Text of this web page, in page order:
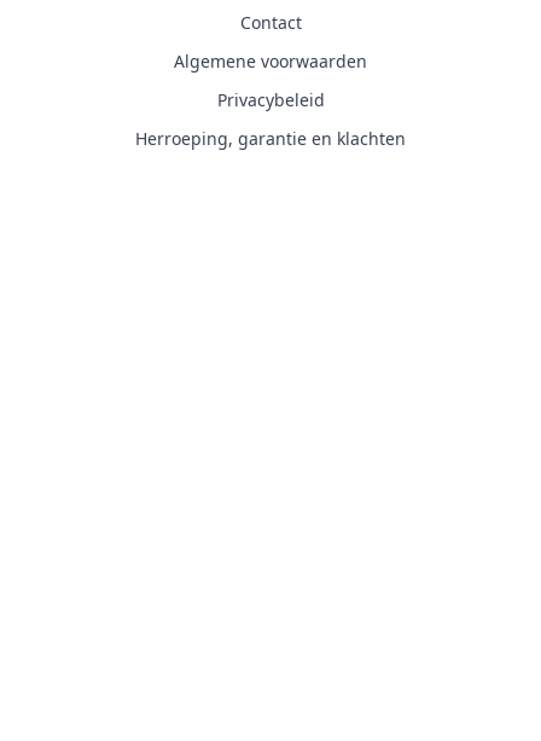
Contact
Algemene voorwaarden
Privacybeleid
Herroeping, garantie en klachten